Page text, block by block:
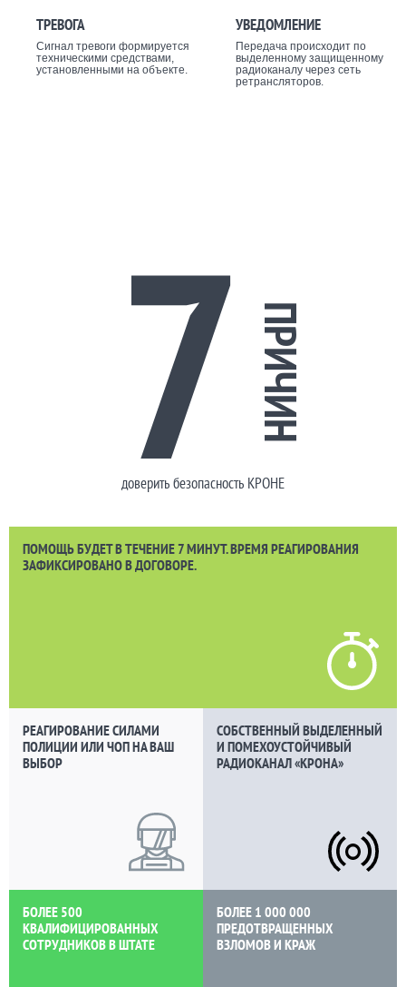
ТРЕВОГА
Сигнал тревоги формируется
техническими средствами,
установленными на объекте.
УВЕДОМЛЕНИЕ
Передача происходит по
выделенному защищенному
радиоканалу через сеть
ретрансляторов.
7 ПРИЧИН
доверить безопасность КРОНЕ
ПОМОЩЬ БУДЕТ В ТЕЧЕНИЕ 7 МИНУТ. ВРЕМЯ РЕАГИРОВАНИЯ
ЗАФИКСИРОВАНО В ДОГОВОРЕ.
РЕАГИРОВАНИЕ СИЛАМИ
ПОЛИЦИИ ИЛИ ЧОП НА ВАШ
ВЫБОР
СОБСТВЕННЫЙ ВЫДЕЛЕННЫЙ
И ПОМЕХОУСТОЙЧИВЫЙ
РАДИОКАНАЛ «КРОНА»
БОЛЕЕ 500
КВАЛИФИЦИРОВАННЫХ
СОТРУДНИКОВ В ШТАТЕ
БОЛЕЕ 1 000 000
ПРЕДОТВРАЩЕННЫХ
ВЗЛОМОВ И КРАЖ